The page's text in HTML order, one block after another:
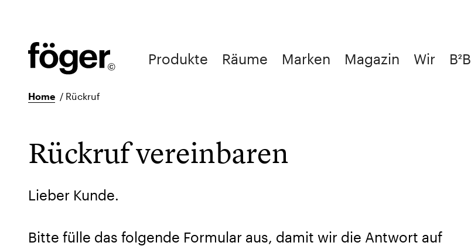
Produkte Räume Marken Magazin Wir B²B
Home / Rückruf
Rückruf vereinbaren
Lieber Kunde.
Bitte fülle das folgende Formular aus, damit wir die Antwort auf